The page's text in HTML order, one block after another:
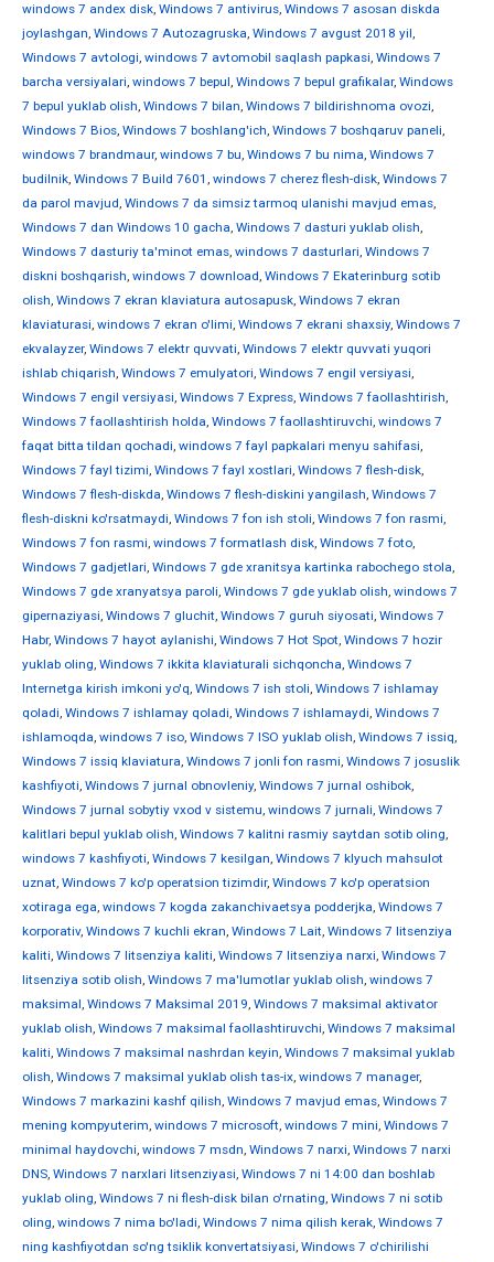
windows 7 andex disk, Windows 7 antivirus, Windows 7 asosan diskda
joylashgan, Windows 7 Autozagruska, Windows 7 avgust 2018 yil,
Windows 7 avtologi, windows 7 avtomobil saqlash papkasi, Windows 7
barcha versiyalari, windows 7 bepul, Windows 7 bepul grafikalar, Windows
7 bepul yuklab olish, Windows 7 bilan, Windows 7 bildirishnoma ovozi,
Windows 7 Bios, Windows 7 boshlang'ich, Windows 7 boshqaruv paneli,
windows 7 brandmaur, windows 7 bu, Windows 7 bu nima, Windows 7
budilnik, Windows 7 Build 7601 , windows 7 cherez flesh-disk, Windows 7
da parol mavjud, Windows 7 da simsiz tarmoq ulanishi mavjud emas,
Windows 7 dan Windows 10 gacha, Windows 7 dasturi yuklab olish,
Windows 7 dasturiy ta'minot emas, windows 7 dasturlari, Windows 7
diskni boshqarish, windows 7 download, Windows 7 Ekaterinburg sotib
olish, Windows 7 ekran klaviatura autosapusk, Windows 7 ekran
klaviaturasi, windows 7 ekran o'limi, Windows 7 ekrani shaxsiy, Windows 7
ekvalayzer, Windows 7 elektr quvvati, Windows 7 elektr quvvati yuqori
ishlab chiqarish, Windows 7 emulyatori, Windows 7 engil versiyasi,
Windows 7 engil versiyasi, Windows 7 Express, Windows 7 faollashtirish,
Windows 7 faollashtirish holda, Windows 7 faollashtiruvchi, windows 7
faqat bitta tildan qochadi, windows 7 fayl papkalari menyu sahifasi,
Windows 7 fayl tizimi, Windows 7 fayl xostlari, Windows 7 flesh-disk,
Windows 7 flesh-diskda, Windows 7 flesh-diskini yangilash, Windows 7
flesh-diskni ko'rsatmaydi, Windows 7 fon ish stoli, Windows 7 fon rasmi,
Windows 7 fon rasmi, windows 7 formatlash disk, Windows 7 foto,
Windows 7 gadjetlari, Windows 7 gde xranitsya kartinka rabochego stola,
Windows 7 gde xranyatsya paroli, Windows 7 gde yuklab olish, windows 7
gipernaziyasi, Windows 7 gluchit, Windows 7 guruh siyosati, Windows 7
Habr, Windows 7 hayot aylanishi, Windows 7 Hot Spot, Windows 7 hozir
yuklab oling, Windows 7 ikkita klaviaturali sichqoncha, Windows 7
Internetga kirish imkoni yo'q, Windows 7 ish stoli, Windows 7 ishlamay
qoladi, Windows 7 ishlamay qoladi, Windows 7 ishlamaydi, Windows 7
ishlamoqda, windows 7 iso, Windows 7 ISO yuklab olish, Windows 7 issiq,
Windows 7 issiq klaviatura, Windows 7 jonli fon rasmi, Windows 7 josuslik
kashfiyoti, Windows 7 jurnal obnovleniy, Windows 7 jurnal oshibok,
Windows 7 jurnal sobytiy vxod v sistemu, windows 7 jurnali, Windows 7
kalitlari bepul yuklab olish, Windows 7 kalitni rasmiy saytdan sotib oling,
windows 7 kashfiyoti, Windows 7 kesilgan, Windows 7 klyuch mahsulot
uznat, Windows 7 ko'p operatsion tizimdir, Windows 7 ko'p operatsion
xotiraga ega, windows 7 kogda zakanchivaetsya podderjka, Windows 7
korporativ, Windows 7 kuchli ekran, Windows 7 Lait, Windows 7 litsenziya
kaliti, Windows 7 litsenziya kaliti, Windows 7 litsenziya narxi, Windows 7
litsenziya sotib olish, Windows 7 ma'lumotlar yuklab olish, windows 7
maksimal, Windows 7 Maksimal 2019, Windows 7 maksimal aktivator
yuklab olish, Windows 7 maksimal faollashtiruvchi, Windows 7 maksimal
kaliti, Windows 7 maksimal nashrdan keyin, Windows 7 maksimal yuklab
olish, Windows 7 maksimal yuklab olish tas-ix, windows 7 manager,
Windows 7 markazini kashf qilish, Windows 7 mavjud emas, Windows 7
mening kompyuterim, windows 7 microsoft, windows 7 mini, Windows 7
minimal haydovchi, windows 7 msdn, Windows 7 narxi, Windows 7 narxi
DNS, Windows 7 narxlari litsenziyasi, Windows 7 ni 14:00 dan boshlab
yuklab oling, Windows 7 ni flesh-disk bilan o'rnating, Windows 7 ni sotib
oling, windows 7 nima bo'ladi, Windows 7 nima qilish kerak, Windows 7
ning kashfiyotdan so'ng tsiklik konvertatsiyasi, Windows 7 o'chirilishi